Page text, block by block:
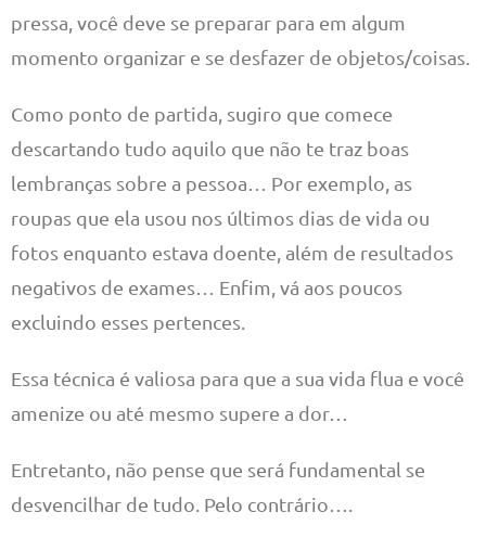
pressa, você deve se preparar para em algum
momento organizar e se desfazer de objetos/coisas.
Como ponto de partida, sugiro que comece
descartando tudo aquilo que não te traz boas
lembranças sobre a pessoa… Por exemplo, as
roupas que ela usou nos últimos dias de vida ou
fotos enquanto estava doente, além de resultados
negativos de exames… Enfim, vá aos poucos
excluindo esses pertences.
Essa técnica é valiosa para que a sua vida flua e você
amenize ou até mesmo supere a dor…
Entretanto, não pense que será fundamental se
desvencilhar de tudo. Pelo contrário….